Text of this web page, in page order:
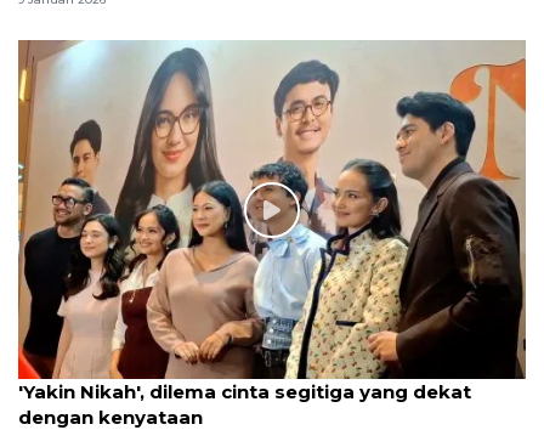
'Yakin Nikah', dilema cinta segitiga yang dekat
dengan kenyataan